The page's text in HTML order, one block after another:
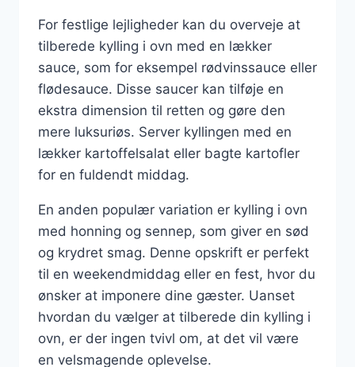
For festlige lejligheder kan du overveje at
tilberede kylling i ovn med en lækker
sauce, som for eksempel rødvinssauce eller
flødesauce. Disse saucer kan tilføje en
ekstra dimension til retten og gøre den
mere luksuriøs. Server kyllingen med en
lækker kartoffelsalat eller bagte kartofler
for en fuldendt middag.
En anden populær variation er kylling i ovn
med honning og sennep, som giver en sød
og krydret smag. Denne opskrift er perfekt
til en weekendmiddag eller en fest, hvor du
ønsker at imponere dine gæster. Uanset
hvordan du vælger at tilberede din kylling i
ovn, er der ingen tvivl om, at det vil være
en velsmagende oplevelse.